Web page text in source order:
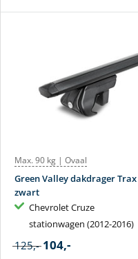
Max. 90 kg | Ovaal
Green Valley dakdrager Trax
zwart
Chevrolet Cruze
stationwagen (2012-2016)
125,- 104,-